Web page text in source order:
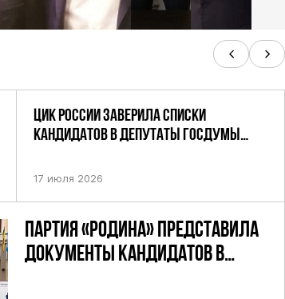
ЦИК РОССИИ ЗАВЕРИЛА СПИСКИ
КАНДИДАТОВ В ДЕПУТАТЫ ГОСДУМЫ
17 июля 2026
ПАРТИЯ «РОДИНА» ПРЕДСТАВИЛА
ДОКУМЕНТЫ КАНДИДАТОВ В